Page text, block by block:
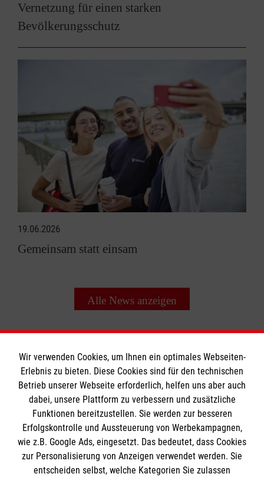
Vernetzung für einen starken
Bevölkerungsschutz
19.06.2026
Gemeinsam statt einsam
Alle News anzeigen
Informationen
Impressum
Datenschutz
Barrierefreiheit
Die Malteser
Wir verwenden Cookies, um Ihnen ein optimales Webseiten-
Erlebnis zu bieten. Diese Cookies sind für den technischen
Betrieb unserer Webseite erforderlich, helfen uns aber auch
dabei, unsere Plattform zu verbessern und zusätzliche
Funktionen bereitzustellen. Sie werden zur besseren
Erfolgskontrolle und Aussteuerung von Werbekampagnen,
wie z.B. Google Ads, eingesetzt. Das bedeutet, dass Cookies
zur Personalisierung von Anzeigen verwendet werden. Sie
entscheiden selbst, welche Kategorien Sie zulassen